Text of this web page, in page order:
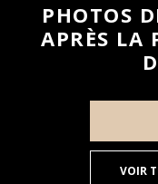
PHOTOS
APRÈS LA
VOIR